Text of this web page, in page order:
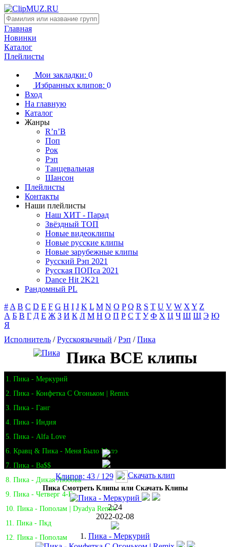
Главная
Новинки
Каталог
Плейлисты
Мои закладки: 0
Избранных клипов: 0
Вход
На главную
Каталог
Жанры
R’n’B
Поп
Рок
Рэп
Танцевальная
Шансон
Плейлисты
Контакты
Наши плейлисты
Наш ХИТ - Парад
Звёздный ТОП
Новые видеоклипы
Новые русские клипы
Новые зарубежные клипы
Русский Рэп 2021
Русская ПОПса 2021
Dance Hit 2K21
Рандомный PL
# A B C D E F G H I J K L M N O P Q R S T U V W X Y Z
А Б В Г Д Е Ж З И К Л М Н О П Р С Т У Ф Х Ц Ч Ш Щ Э Ю
Я
Исполнитель /Русскоязычный /Рэп /Пика
Пика ВСЕ клипы
1. Пика - Меркурий
2. Пика - Конфетка С Огоньком | Remix
3. Пика - Ганг
4. Пика - Индия
5. Пика - Alfa Love
6. Кравц & Пика - Меня Было Мало
7. Пика - Ba$$
8. Пика - Дикая Любовь
9. Пика - Четверг 4-Го
10. Пика - Пополам | Dyadya Remix
11. Пика - Пкд
12. Пика - Пополам
Клипов: 43 / 129 Скачать клип
Пика Смотреть Клипы или Скачать Клипы
2:24
2022-02-08
1. Пика - Меркурий